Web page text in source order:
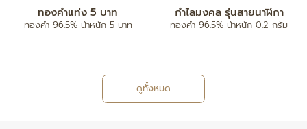
จี้ตัวอักษร A-Z
ทองคำ 96.5% น้ำหนัก ครึ่งสลึง/ 1
กำไลข้อมือ
ทองคำ 80% ฝังเพชรแท้
ดูทั้งหมด